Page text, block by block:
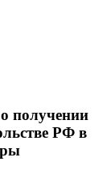
получении
РФ в